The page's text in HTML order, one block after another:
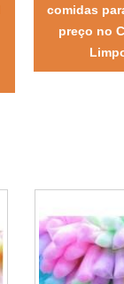
comidas
preço no